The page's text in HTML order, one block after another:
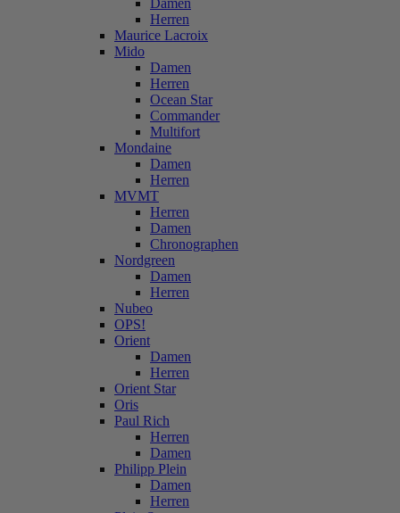
Damen
Herren
Maurice Lacroix
Mido
Damen
Herren
Ocean Star
Commander
Multifort
Mondaine
Damen
Herren
MVMT
Herren
Damen
Chronographen
Nordgreen
Damen
Herren
Nubeo
OPS!
Orient
Damen
Herren
Orient Star
Oris
Paul Rich
Herren
Damen
Philipp Plein
Damen
Herren